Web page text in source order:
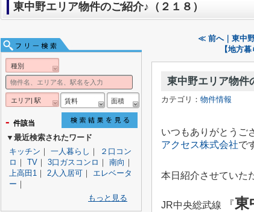
東中野エリア物件のご紹介♪（２１８）
≪ 前へ｜東中野
【地方
東中野エリア物件
カテゴリ： 物件情報
いつもありがとうご
アクセス株式会社で
本日 紹介させていた
JR中央総武線 『東
種別
エリア| 駅 賃料 面積
- 件該当
▼最近検索されたワード
キッチン ｜ 一人暮らし ｜
２口コン
ロ ｜ TV ｜ 3口ガスコンロ ｜ 南向 ｜
上高田1 ｜ 2人入居可 ｜ エレベータ
ー ｜
もっと見る